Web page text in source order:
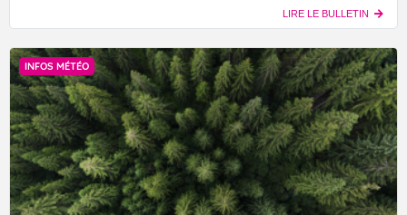
LIRE LE BULLETIN
INFOS MÉTÉO